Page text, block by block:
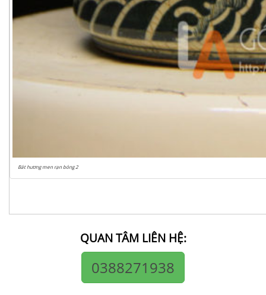
Bát hương men rạn bóng 2
QUAN TÂM LIÊN HỆ:
0388271938